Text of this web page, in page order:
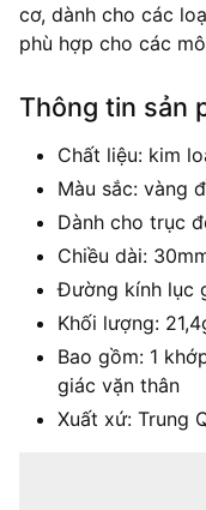
cơ, dành cho các
phù hợp cho các
Thông tin sản
Chất liệu: kim
Màu sắc: vàng
Dành cho trục
Chiều dài:
Đường kính lục
Khối lượng:
Bao gồm: 1
giác vặn thân
Xuất xứ: Trung